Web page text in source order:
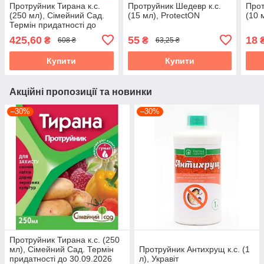
Протруйник Тирана к.с.
(250 мл), Сімейний Сад.
Термін придатності до
425,60 ₴ 608 ₴
Купити
Протруйник Шедевр к.с.
(15 мл), ProtectON
55₴ 63,25 ₴
Купити
(10
18
Акційні пропозиції та новинки
–30%
Протруйник Тирана к.с. (250
мл), Сімейний Сад. Термін
придатності до 30.09.2026
–30%
Протруйник Антихрущ к.с. (1
л), Укравіт